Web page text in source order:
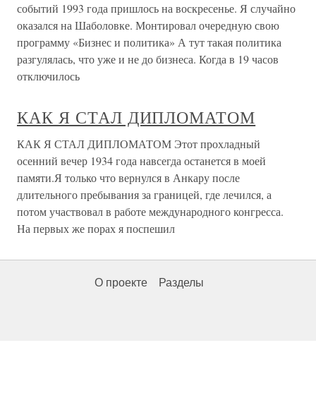
событий 1993 года пришлось на воскресенье. Я случайно
оказался на Шаболовке. Монтировал очередную свою
программу «Бизнес и политика» А тут такая политика
разгулялась, что уже и не до бизнеса. Когда в 19 часов
отключилось
КАК Я СТАЛ ДИПЛОМАТОМ
КАК Я СТАЛ ДИПЛОМАТОМ Этот прохладный
осенний вечер 1934 года навсегда останется в моей
памяти.Я только что вернулся в Анкару после
длительного пребывания за границей, где лечился, а
потом участвовал в работе международного конгресса.
На первых же порах я поспешил
О проекте Разделы